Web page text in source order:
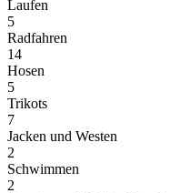
Laufen
5
Radfahren
14
Hosen
5
Trikots
7
Jacken und Westen
2
Schwimmen
2